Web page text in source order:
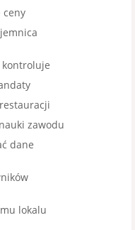
ceny
zawodu
dane
lokalu